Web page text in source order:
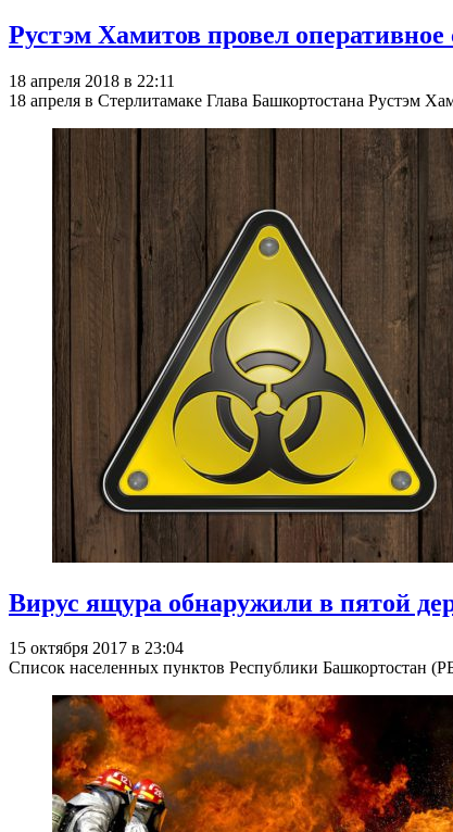
Рустэм Хамитов провел
18 апреля 2018 в 22:11
18 апреля в Стерлитамаке Глава Башкортостана Рустэм
Вирус ящура обнаружили в пятой
15 октября 2017 в 23:04
Список населенных пунктов Республики Башкортостан